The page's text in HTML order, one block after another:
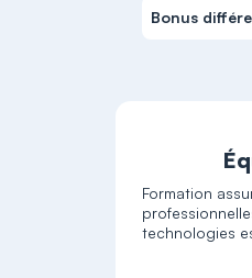
Bonus
Formation
technologies